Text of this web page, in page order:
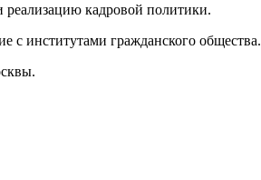
реализацию кадровой политики.
с институтами гражданского общества.